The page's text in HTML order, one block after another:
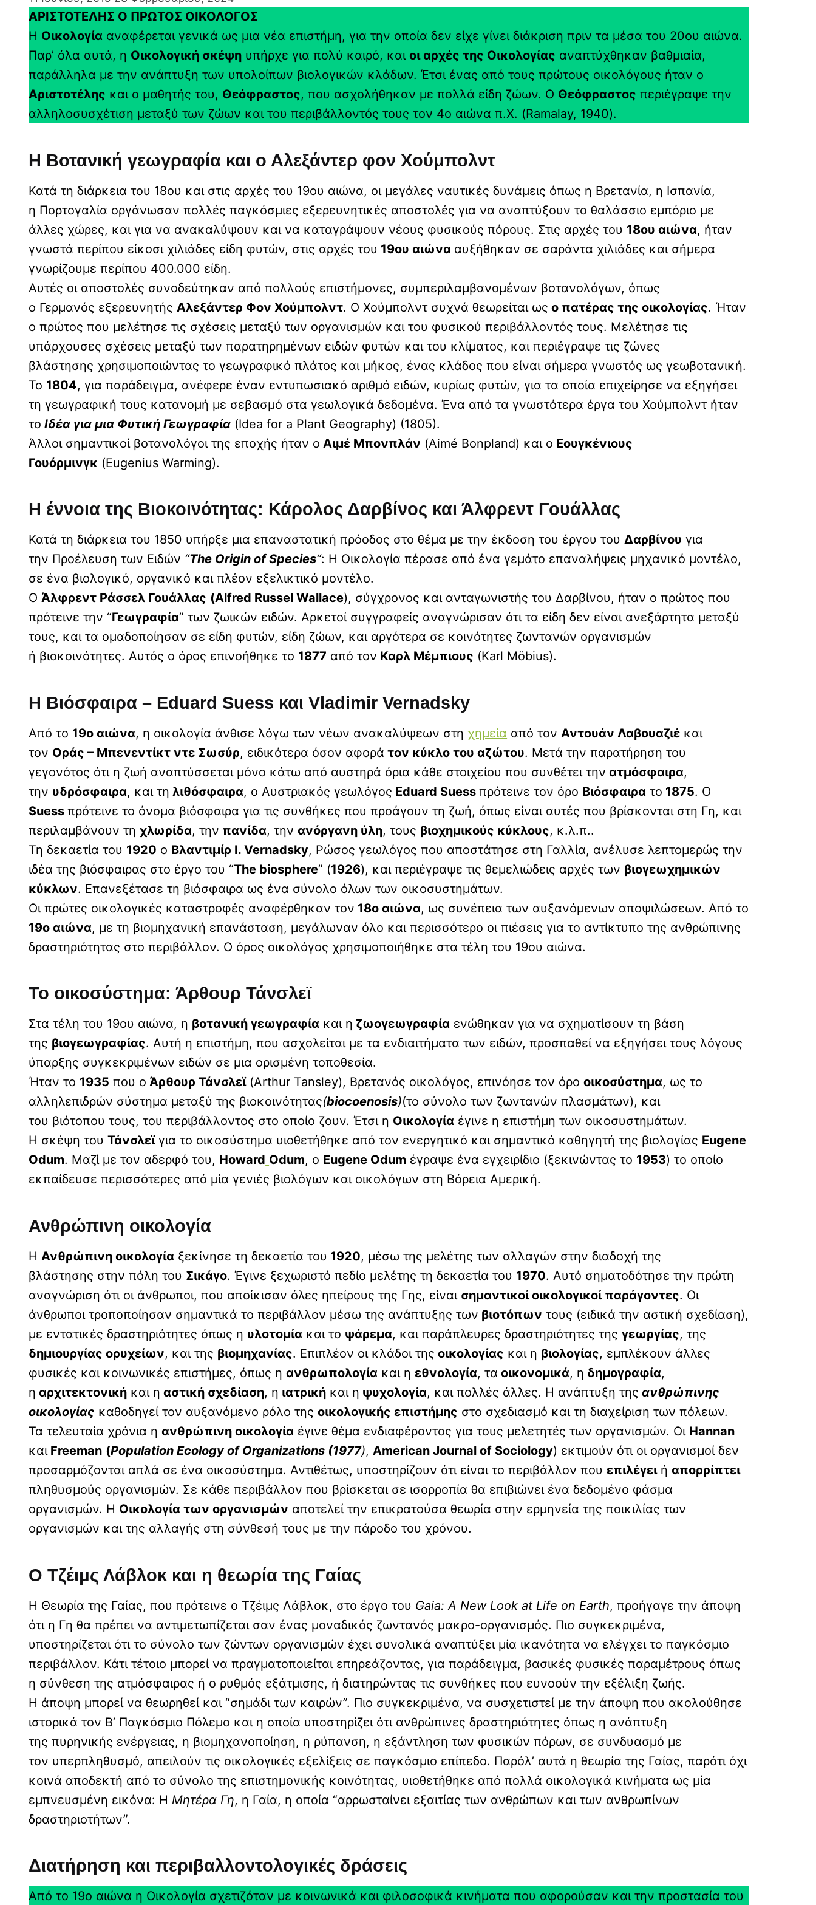
ΑΡΙΣΤΟΤΕΛΗΣ Ο ΠΡΩΤΟΣ ΟΙΚΟΛΟΓΟΣ
Η Οικολογία αναφέρεται γενικά ως μια νέα επιστήμη, για την οποία δεν είχε γίνει διάκριση πριν τα μέσα του 20ου αιώνα.
Παρ’ όλα αυτά, η Οικολογική σκέψη υπήρχε για πολύ καιρό, καιοι αρχές της Οικολογίας αναπτύχθηκαν βαθμιαία,
παράλληλα με την ανάπτυξη των υπολοίπων βιολογικών κλάδων. Έτσι ένας από τους πρώτους οικολόγους ήταν ο
Αριστοτέλης και ο μαθητής του, Θεόφραστος, που ασχολήθηκαν με πολλά είδη ζώων. Ο Θεόφραστος περιέγραψε την
αλληλοσυσχέτιση μεταξύ των ζώων και του περιβάλλοντός τους τον 4ο αιώνα π.Χ. (Ramalay, 1940).
Η Βοτανική γεωγραφία και ο Αλεξάντερ φον Χούμπολντ
Κατά τη διάρκεια του 18ου και στις αρχές του 19ου αιώνα, οι μεγάλες ναυτικές δυνάμεις όπως η Βρετανία, η Ισπανία,
η Πορτογαλία οργάνωσαν πολλές παγκόσμιες εξερευνητικές αποστολές για να αναπτύξουν το θαλάσσιο εμπόριο με
άλλες χώρες, και για να ανακαλύψουν και να καταγράψουν νέους φυσικούς πόρους. Στις αρχές του 18ου αιώνα, ήταν
γνωστά περίπου είκοσι χιλιάδες είδη φυτών, στις αρχές του 19ου αιώνα αυξήθηκαν σε σαράντα χιλιάδες και σήμερα
γνωρίζουμε περίπου 400.000 είδη.
Αυτές οι αποστολές συνοδεύτηκαν από πολλούς επιστήμονες, συμπεριλαμβανομένων βοτανολόγων, όπως
ο Γερμανός εξερευνητής Αλεξάντερ Φον Χούμπολντ. Ο Χούμπολντ συχνά θεωρείται ως ο πατέρας της οικολογίας. Ήταν
ο πρώτος που μελέτησε τις σχέσεις μεταξύ των οργανισμών και του φυσικού περιβάλλοντός τους. Μελέτησε τις
υπάρχουσες σχέσεις μεταξύ των παρατηρημένων ειδών φυτών και του κλίματος, και περιέγραψε τις ζώνες
βλάστησης χρησιμοποιώντας το γεωγραφικό πλάτος και μήκος, ένας κλάδος που είναι σήμερα γνωστός ως γεωβοτανική.
Το 1804, για παράδειγμα, ανέφερε έναν εντυπωσιακό αριθμό ειδών, κυρίως φυτών, για τα οποία επιχείρησε να εξηγήσει
τη γεωγραφική τους κατανομή με σεβασμό στα γεωλογικά δεδομένα. Ένα από τα γνωστότερα έργα του Χούμπολντ ήταν
το Ιδέα για μια Φυτική Γεωγραφία (Idea for a Plant Geography) (1805).
Άλλοι σημαντικοί βοτανολόγοι της εποχής ήταν ο Αιμέ Μπονπλάν (Aimé Bonpland) και ο Εουγκένιους
Γουόρμινγκ (Eugenius Warming).
Η έννοια της Βιοκοινότητας: Κάρολος Δαρβίνος και Άλφρεντ Γουάλλας
Κατά τη διάρκεια του 1850 υπήρξε μια επαναστατική πρόοδος στο θέμα με την έκδοση του έργου τουΔαρβίνου για
την Προέλευση των Ειδών “The Origin of Species“: Η Οικολογία πέρασε από ένα γεμάτο επαναλήψεις μηχανικό μοντέλο,
σε ένα βιολογικό, οργανικό και πλέον εξελικτικό μοντέλο.
ΟΆλφρεντ Ράσσελ Γουάλλας (Alfred Russel Wallace), σύγχρονος και ανταγωνιστής του Δαρβίνου, ήταν ο πρώτος που
πρότεινε την “Γεωγραφία” των ζωικών ειδών. Αρκετοί συγγραφείς αναγνώρισαν ότι τα είδη δεν είναι ανεξάρτητα μεταξύ
τους, και τα ομαδοποίησαν σε είδη φυτών, είδη ζώων, και αργότερα σε κοινότητες ζωντανών οργανισμών
ή βιοκοινότητες. Αυτός ο όρος επινοήθηκε το 1877 από τον Καρλ Μέμπιους (Karl Möbius).
Η Βιόσφαιρα – Eduard Suess και Vladimir Vernadsky
Από το 19ο αιώνα, η οικολογία άνθισε λόγω των νέων ανακαλύψεων στηχημεία από τονΑντουάν Λαβουαζιέ και
τον Οράς – Μπενεντίκτ ντε Σωσύρ, ειδικότερα όσον αφορά τον κύκλο του αζώτου. Μετά την παρατήρηση του
γεγονότος ότι η ζωή αναπτύσσεται μόνο κάτω από αυστηρά όρια κάθε στοιχείου που συνθέτει την ατμόσφαιρα,
την υδρόσφαιρα, και τη λιθόσφαιρα, ο Αυστριακός γεωλόγος Eduard Suessπρότεινε τον όρο Βιόσφαιρα το 1875. Ο
Suessπρότεινε το όνομα βιόσφαιρα για τις συνθήκες που προάγουν τη ζωή, όπως είναι αυτές που βρίσκονται στη Γη, και
περιλαμβάνουν τηχλωρίδα, την πανίδα, τηνανόργανη ύλη, τους βιοχημικούς κύκλους, κ.λ.π..
Τη δεκαετία του 1920 ο Βλαντιμίρ I. Vernadsky, Ρώσος γεωλόγος που αποστάτησε στη Γαλλία, ανέλυσε λεπτομερώς την
ιδέα της βιόσφαιρας στο έργο του “The biosphere” (1926), και περιέγραψε τις θεμελιώδεις αρχές των βιογεωχημικών
κύκλων. Επανεξέτασε τη βιόσφαιρα ως ένα σύνολο όλων των οικοσυστημάτων.
Οι πρώτες οικολογικές καταστροφές αναφέρθηκαν τον 18ο αιώνα, ως συνέπεια των αυξανόμενων αποψιλώσεων. Από το
19ο αιώνα, με τη βιομηχανική επανάσταση, μεγάλωναν όλο και περισσότερο οι πιέσεις για το αντίκτυπο της ανθρώπινης
δραστηριότητας στο περιβάλλον. Ο όρος οικολόγος χρησιμοποιήθηκε στα τέλη του 19ου αιώνα.
Το οικοσύστημα: Άρθουρ Τάνσλεϊ
Στα τέλη του 19ου αιώνα, η βοτανική γεωγραφία και η ζωογεωγραφία ενώθηκαν για να σχηματίσουν τη βάση
της βιογεωγραφίας. Αυτή η επιστήμη, που ασχολείται με τα ενδιαιτήματα των ειδών, προσπαθεί να εξηγήσει τους λόγους
ύπαρξης συγκεκριμένων ειδών σε μια ορισμένη τοποθεσία.
Ήταν το 1935 που ο Άρθουρ Τάνσλεϊ(Arthur Tansley), Βρετανός οικολόγος, επινόησε τον όροοικοσύστημα, ως το
αλληλεπιδρών σύστημα μεταξύ της βιοκοινότητας(biocoenosis)(το σύνολο των ζωντανών πλασμάτων), και
του βιότοπου τους, του περιβάλλοντος στο οποίο ζουν. Έτσι η Οικολογία έγινε η επιστήμη των οικοσυστημάτων.
Η σκέψη τουΤάνσλεϊγια το οικοσύστημα υιοθετήθηκε από τον ενεργητικό και σημαντικό καθηγητή της βιολογίας Eugene
Odum. Μαζί με τον αδερφό του, Howard Odum, ο Eugene Odum έγραψε ένα εγχειρίδιο (ξεκινώντας το 1953) το οποίο
εκπαίδευσε περισσότερες από μία γενιές βιολόγων και οικολόγων στη Βόρεια Αμερική.
Ανθρώπινη οικολογία
ΗΑνθρώπινη οικολογία ξεκίνησε τη δεκαετία του 1920, μέσω της μελέτης των αλλαγών στην διαδοχή της
βλάστησης στην πόλη του Σικάγο. Έγινε ξεχωριστό πεδίο μελέτης τη δεκαετία του 1970. Αυτό σηματοδότησε την πρώτη
αναγνώριση ότι οι άνθρωποι, που αποίκισαν όλες ηπείρους της Γης, είναι σημαντικοί οικολογικοί παράγοντες. Οι
άνθρωποι τροποποίησαν σημαντικά το περιβάλλον μέσω της ανάπτυξης των βιοτόπων τους (ειδικά την αστική σχεδίαση),
με εντατικές δραστηριότητες όπως η υλοτομία και το ψάρεμα, και παράπλευρες δραστηριότητες τηςγεωργίας, της
δημιουργίας ορυχείων, και της βιομηχανίας. Επιπλέον οι κλάδοι της οικολογίας και η βιολογίας, εμπλέκουν άλλες
φυσικές και κοινωνικές επιστήμες, όπως ηανθρωπολογία και ηεθνολογία, τα οικονομικά, η δημογραφία,
η αρχιτεκτονική και η αστική σχεδίαση, η ιατρική και η ψυχολογία, και πολλές άλλες. Η ανάπτυξη της ανθρώπινης
οικολογίας καθοδηγεί τον αυξανόμενο ρόλο τηςοικολογικής επιστήμης στο σχεδιασμό και τη διαχείριση των πόλεων.
Τα τελευταία χρόνια ηανθρώπινη οικολογία έγινε θέμα ενδιαφέροντος για τους μελετητές των οργανισμών. Οι Hannan
καιFreeman (Population Ecology of Organizations (1977),American Journal of Sociology) εκτιμούν ότι οι οργανισμοί δεν
προσαρμόζονται απλά σε ένα οικοσύστημα. Αντιθέτως, υποστηρίζουν ότι είναι το περιβάλλον πουεπιλέγειήαπορρίπτει
πληθυσμούς οργανισμών. Σε κάθε περιβάλλον που βρίσκεται σε ισορροπία θα επιβιώνει ένα δεδομένο φάσμα
οργανισμών. Η Οικολογία των οργανισμών αποτελεί την επικρατούσα θεωρία στην ερμηνεία της ποικιλίας των
οργανισμών και της αλλαγής στη σύνθεσή τους με την πάροδο του χρόνου.
Ο Τζέιμς Λάβλοκ και η θεωρία της Γαίας
Η Θεωρία της Γαίας, που πρότεινε ο Τζέιμς Λάβλοκ, στο έργο του Gaia: A New Look at Life on Earth, προήγαγε την άποψη
ότι η Γη θα πρέπει να αντιμετωπίζεται σαν ένας μοναδικός ζωντανός μακρο-οργανισμός. Πιο συγκεκριμένα,
υποστηρίζεται ότι το σύνολο των ζώντων οργανισμών έχει συνολικά αναπτύξει μία ικανότητα να ελέγχει το παγκόσμιο
περιβάλλον. Κάτι τέτοιο μπορεί να πραγματοποιείται επηρεάζοντας, για παράδειγμα, βασικές φυσικές παραμέτρους όπως
η σύνθεση της ατμόσφαιρας ή ο ρυθμός εξάτμισης, ή διατηρώντας τις συνθήκες που ευνοούν την εξέλιξη ζωής.
Η άποψη μπορεί να θεωρηθεί και “σημάδι των καιρών”. Πιο συγκεκριμένα, να συσχετιστεί με την άποψη που ακολούθησε
ιστορικά τον Β’ Παγκόσμιο Πόλεμο και η οποία υποστηρίζει ότι ανθρώπινες δραστηριότητες όπως η ανάπτυξη
της πυρηνικής ενέργειας, η βιομηχανοποίηση, η ρύπανση, η εξάντληση των φυσικών πόρων, σε συνδυασμό με
τον υπερπληθυσμό, απειλούν τις οικολογικές εξελίξεις σε παγκόσμιο επίπεδο. Παρόλ’ αυτά η θεωρία της Γαίας, παρότι όχι
κοινά αποδεκτή από το σύνολο της επιστημονικής κοινότητας, υιοθετήθηκε από πολλά οικολογικά κινήματα ως μία
εμπνευσμένη εικόνα: Η Μητέρα Γη, η Γαία, η οποία “αρρωσταίνει εξαιτίας των ανθρώπων και των ανθρωπίνων
δραστηριοτήτων”.
Διατήρηση και περιβαλλοντολογικές δράσεις
Από το 19ο αιώνα η Οικολογία σχετιζόταν με κοινωνικά και φιλοσοφικά κινήματα που αφορούσαν και την προστασία του